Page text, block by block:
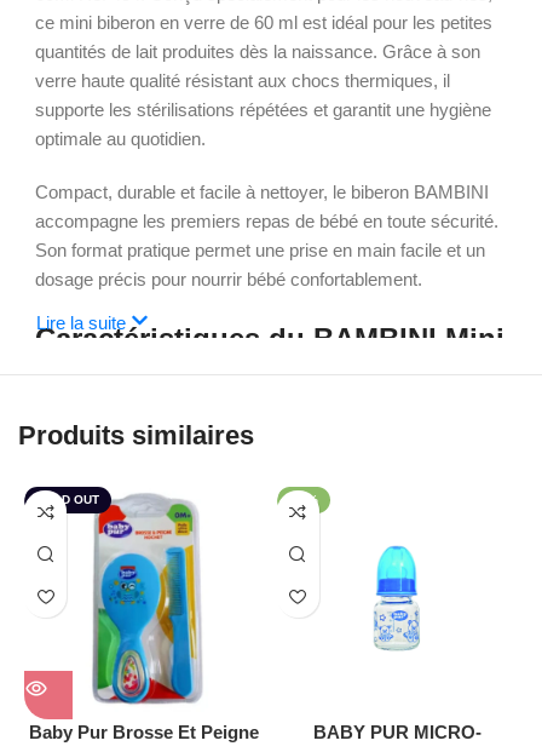
ce mini biberon en verre de 60 ml est idéal pour les petites
quantités de lait produites dès la naissance. Grâce à son
verre haute qualité résistant aux chocs thermiques, il
supporte les stérilisations répétées et garantit une hygiène
optimale au quotidien.
Compact, durable et facile à nettoyer, le biberon BAMBINI
accompagne les premiers repas de bébé en toute sécurité.
Son format pratique permet une prise en main facile et un
dosage précis pour nourrir bébé confortablement.
Caractéristiques du BAMBINI Mini
Biberon En Verre 60 ml
Capacité : 60 ml
Compatible avec les stérilisations répétées
Idéal pour les nouveau-nés et les premiers repas
Facile à nettoyer et durable
Les avantages du mini biberon
BAMBINI
Assure une excellente hygiène grâce au verre de qualité
Résiste aux variations de température et au bain-marie
Adapté aux petites quantités de lait des premiers jours
Lire la suite
Produits similaires
SOLD OUT
Baby Pur Brosse Et Peigne
-26%
BABY PUR MICRO-